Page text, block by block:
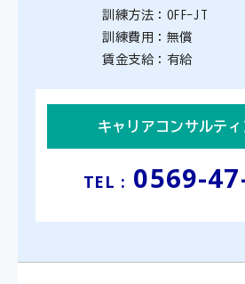
訓練方法：OFF-JT
訓練費用：無償
賃金支給：有給
キャリアコンサルティ
TEL : 0569-